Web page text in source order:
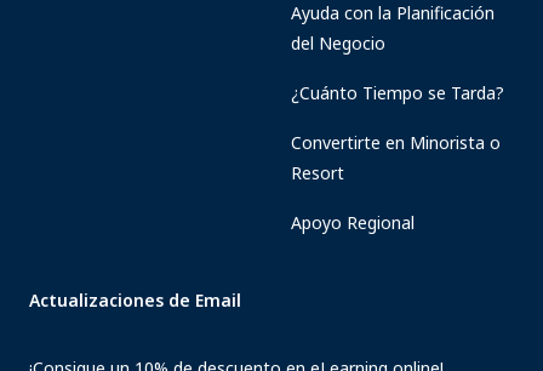
Ayuda con la Planificación
del Negocio
¿Cuánto Tiempo se Tarda?
Convertirte en Minorista o
Resort
Apoyo Regional
Actualizaciones de Email